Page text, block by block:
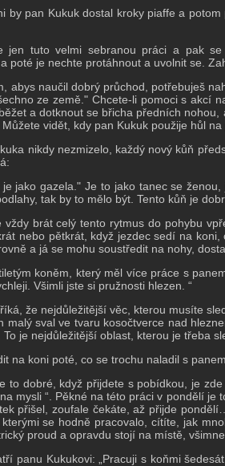
by pan Kukuk dostal kroky piaffe a
jen tuto velmi sebranou práci a pak
poté je nechte protáhnout a uvolnit se.
abys naučil dobrý průchod, potřebuješ
ze země." Chcete-li pomoci s akcí
a dotknout se břicha předních nohou,
Můžete vidět, kdy pan Kukuk použije hůl
nikdy nezmizelo, každý nový kůň
je jako gazela."Je to jako tanec se
tak by to mělo být. Tento kůň je
vždy brát celý tento rytmus do pohybu
nebo pětkrát, když jezdec sedí na
a já se mohu soustředit na nohy,
koněm, který měl více práce s
Všimli jste si pružnosti hlezen. “
že nejdůležitější věc, kterou musíte
malý sval ve tvaru kosočtverce nad
To je nejdůležitější oblast, kterou je třeba
na koni poté, co se trochu naladil s
to dobré, když přijdete s pobídkou, je
mysli “. Pěkné na této práci v pondělí je
přišel, zoufale čekáte, až přijde
se hodně pracovalo, cítíte, jak
proud a opravdu stojí na místě,
panu Kukukovi: „Pracuji s koňmi